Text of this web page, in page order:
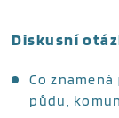
Diskusní
Co znamená
půdu,